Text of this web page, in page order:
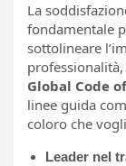
La
fondamentale
sottolineare
Global Code
linee guida
coloro che
Leader nel